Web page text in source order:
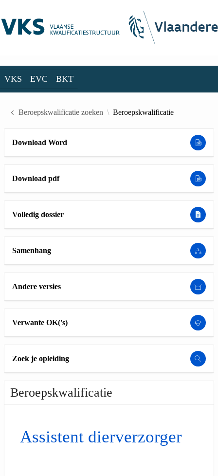
VKS EVC BKT
Beroepskwalificatie zoeken Beroepskwalificatie
Download Word
Download pdf
Volledig dossier
Samenhang
Andere versies
Verwante OK('s)
Zoek je opleiding
Beroepskwalificatie
Assistent dierverzorger